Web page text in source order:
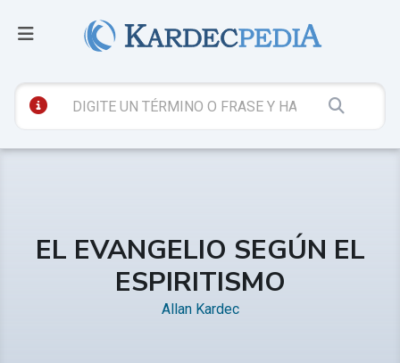
EL EVANGELIO SEGÚN EL
ESPIRITISMO
Allan Kardec